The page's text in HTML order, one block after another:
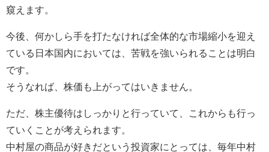
窺えます。
今後、何かしら手を打たなければ全体的な市場縮小を迎え
ている日本国内においては、苦戦を強いられることは明白
です。
そうなれば、株価も上がってはいきません。
ただ、株主優待はしっかりと行っていて、これからも行っ
ていくことが考えられます。
中村屋の商品が好きだという投資家にとっては、毎年中村